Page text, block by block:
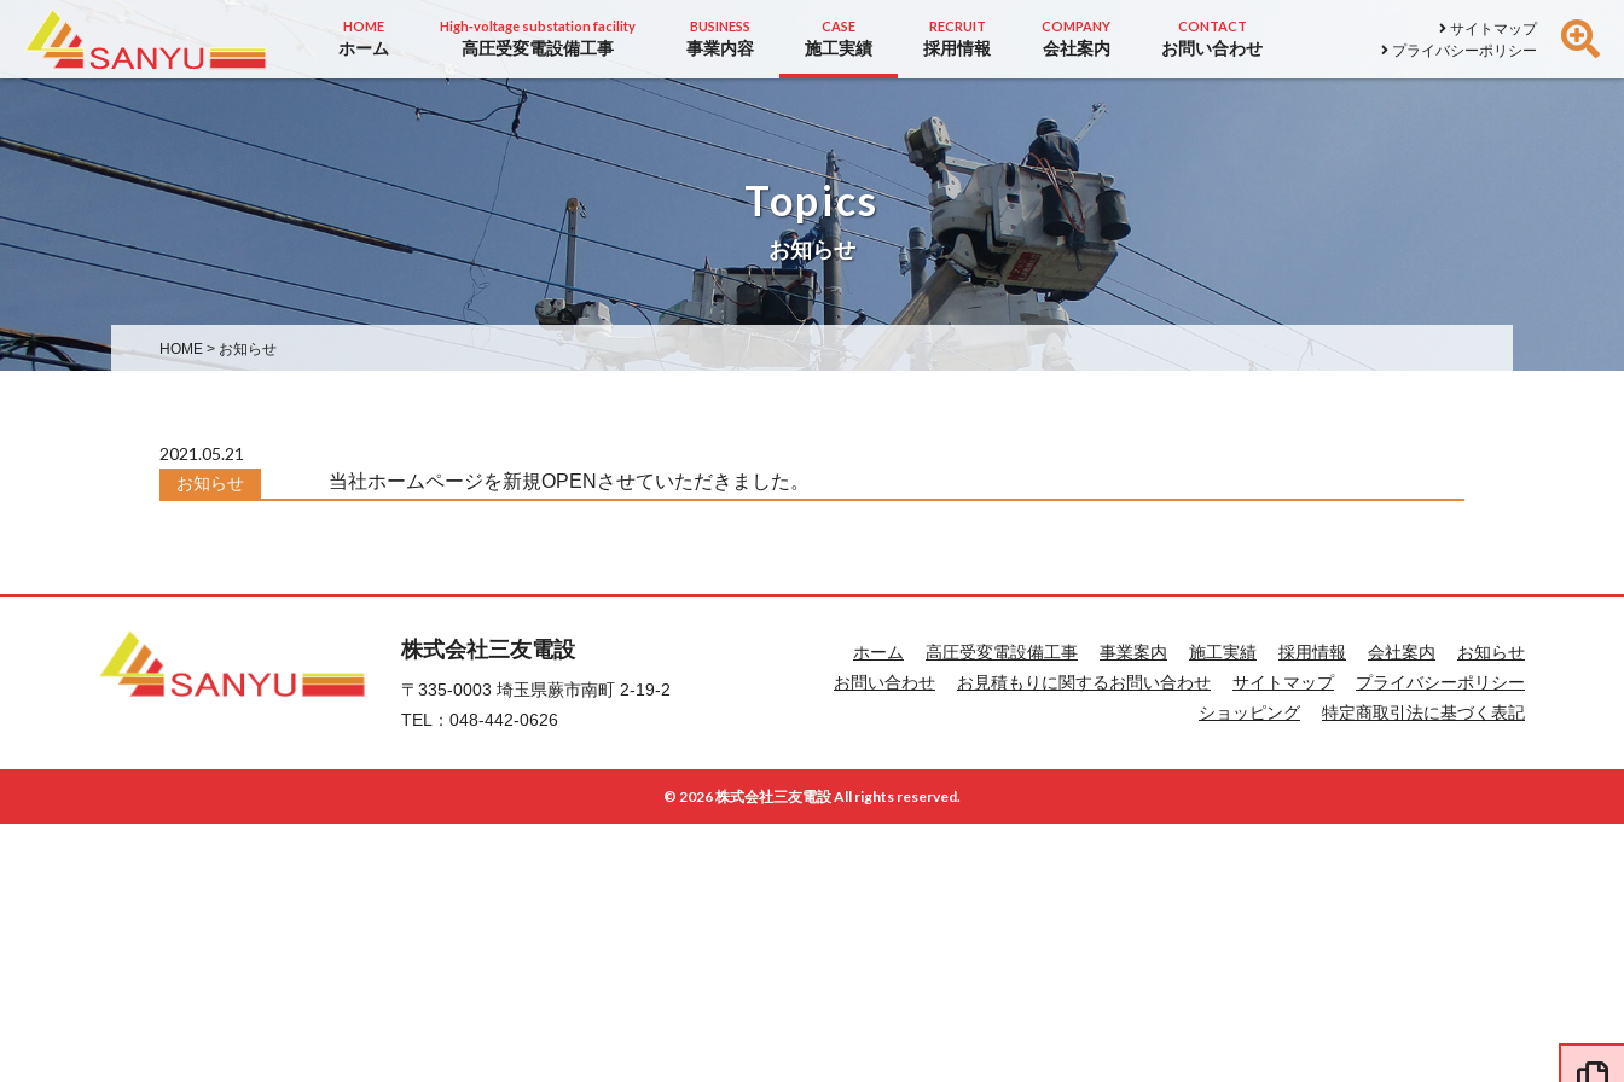
HOME
ホーム
High‐voltage substation facility
高圧受変電設備工事
BUSINESS
事業内容
CASE
施工実績
RECRUIT
採用情報
COMPANY
会社案内
CONTACT
お問い合わせ
サイトマップ
プライバシーポリシー
Topics
お知らせ
HOME > お知らせ
2021.05.21
お知らせ 当社ホームページを新規OPENさせていただきました。
株式会社三友電設
〒335-0003 埼玉県蕨市南町 2-19-2
TEL： 048-442-0626
ホーム 高圧受変電設備工事 事業案内 施工実績 採用情報 会社案内
お知らせ
お問い合わせ
お見積もりに関するお問い合わせ サイトマップ
プライバシーポリシー
ショッピング
特定商取引法に基づく表記
© 2026 株式会社三友電設 All rights reserved.